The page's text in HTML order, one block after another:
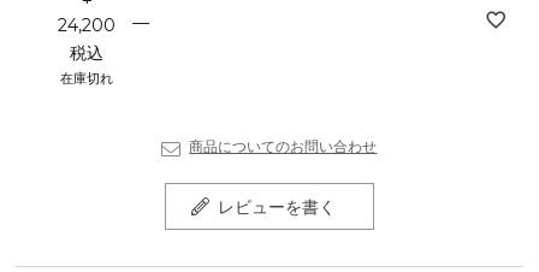
24,200
税込
在庫切れ
—
商品についてのお問い合わせ
レビューを書く